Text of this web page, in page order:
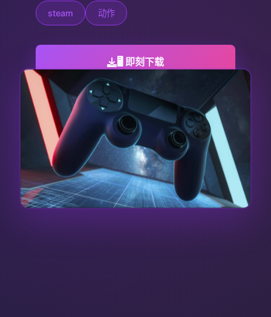
steam 动作
🖥️ 即刻下载